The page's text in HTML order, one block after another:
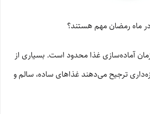
ماه رمضان مهم هستند؟
آماده‌سازی غذا محدود است. بسیاری از
ترجیح می‌دهند غذاهای ساده، سالم و